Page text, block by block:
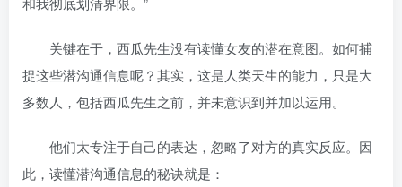
关键在于，西瓜先生没有读懂女友的潜在意图。如何捕
捉这些潜沟通信息呢？其实，这是人类天生的能力，只是大
多数人，包括西瓜先生之前，并未意识到并加以运用。
他们太专注于自己的表达，忽略了对方的真实反应。因
此，读懂潜沟通信息的秘诀就是：